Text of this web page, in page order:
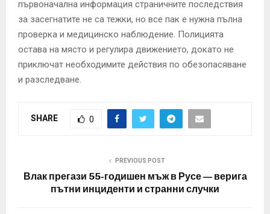
първоначална информация страничните последствия
за засегнатите не са тежки, но все пак е нужна пълна
проверка и медицинско наблюдение. Полицията
остава на място и регулира движението, докато не
приключат необходимите действия по обезопасяване
и разследване.
SHARE 0
PREVIOUS POST
Влак прегази 55-годишен мъж в Русе — верига
пътни инциденти и странни случки